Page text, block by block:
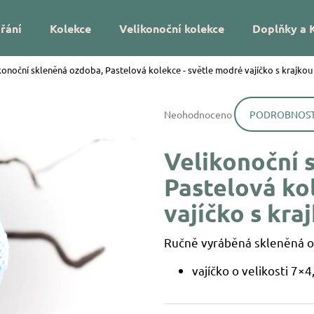
Kolekce Velikonoční kolekce Doplňky a
skleněná ozdoba, Pastelová kolekce - světle modré vajíčko s krajkou
hodnocení
0,0
5
hvězdiček.
Neohodnoceno
Velikonoční
Pastelová
vajíčko s
Ručně vyráběná skleněná
vajíčko o velikosti
Co potřebujete najít?
HLEDAT
DÁREK NA MÍRU – VÁNOČNÍ SKLENĚNÁ
SE JMÉNEM – HVĚZDIČKY